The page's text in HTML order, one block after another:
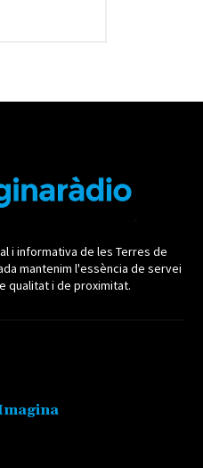
i informativa de les Terres de
mantenim l'essència de servei
qualitat i de proximitat.